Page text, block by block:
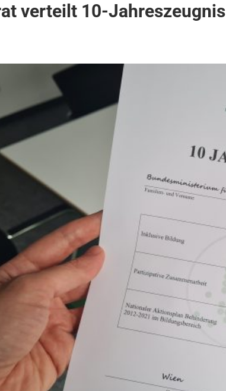
verteilt 10-Jahreszeugnis